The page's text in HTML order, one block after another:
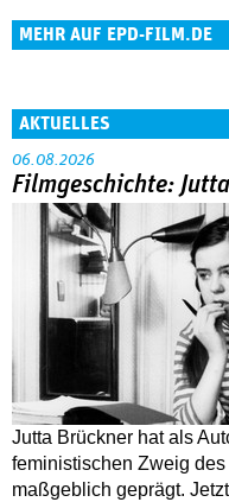
MEHR AUF EPD-FILM.DE
AKTUELLES
06.08.2026
Filmgeschichte:
Jutta Brückner hat als
feministischen Zweig
maßgeblich geprägt.